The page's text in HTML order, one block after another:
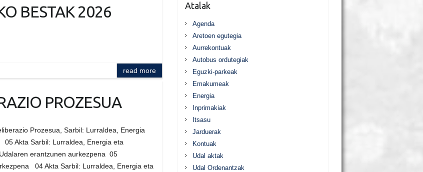
BESTAK 2026
read more
PROZESUA
Prozesua, Sarbil: Lurraldea, Energia
Akta Sarbil: Lurraldea, Energia eta
erantzunen aurkezpena 05
04 Akta Sarbil: Lurraldea, Energia eta
Atalak
Agenda
Aretoen egutegia
Aurrekontuak
Autobus ordutegiak
Eguzki-parkeak
Emakumeak
Energia
Inprimakiak
Itsasu
Jarduerak
Kontuak
Udal aktak
Udal Ordenantzak